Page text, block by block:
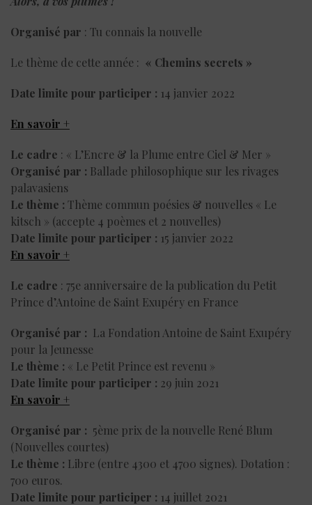
Organisé par : Tu connais la nouvelle
Le thème de cette année : « Chemins secrets »
Date limite pour participer : 14 janvier 2022
En savoir +
Le cadre : « L’Encre & la Plume entre Ciel & Mer »
Organisé par : Ballade philosophique sur les rivages
palavasiens
Le thème : Thème commun poésies & nouvelles « Le
kitsch » (accepte 4 poèmes et 2 nouvelles)
Date limite pour participer : 15 janvier 2022
En savoir +
Le cadre : 75e anniversaire de la publication du Petit
Prince d’Antoine de Saint Exupéry en France
Organisé par : La Fondation Antoine de Saint Exupéry
pour la Jeunesse
Le thème : « Le Petit Prince est revenu »
Date limite pour participer : 29 juin 2021
En savoir +
Organisé par : 5ème prix de la nouvelle René Blum
(Nouvelles courtes)
Le thème : Libre (entre 4300 et 4700 signes). Dotation :
700 euros.
Date limite pour participer : 14 juillet 2021